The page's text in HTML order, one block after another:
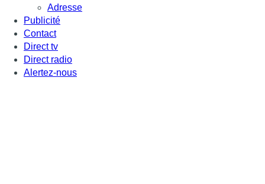
Adresse
Publicité
Contact
Direct tv
Direct radio
Alertez-nous